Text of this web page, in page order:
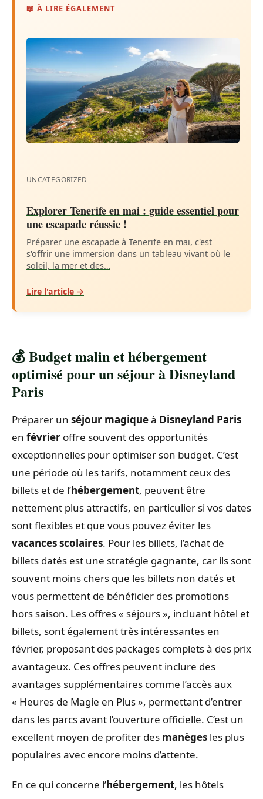
📖 À LIRE ÉGALEMENT
UNCATEGORIZED
Explorer Tenerife en mai : guide essentiel pour
une escapade réussie !
Préparer une escapade à Tenerife en mai, c'est
s'offrir une immersion dans un tableau vivant où le
soleil, la mer et des…
Lire l'article →
💰 Budget malin et hébergement
optimisé pour un séjour à Disneyland
Paris
Préparer un séjour magiqueà Disneyland Paris
en février offre souvent des opportunités
exceptionnelles pour optimiser son budget. C’est
une période où les tarifs, notamment ceux des
billets et de l’hébergement, peuvent être
nettement plus attractifs, en particulier si vos dates
sont flexibles et que vous pouvez éviter les
vacances scolaires. Pour les billets, l’achat de
billets datés est une stratégie gagnante, car ils sont
souvent moins chers que les billets non datés et
vous permettent de bénéficier des promotions
hors saison. Les offres « séjours », incluant hôtel et
billets, sont également très intéressantes en
février, proposant des packages complets à des prix
avantageux. Ces offres peuvent inclure des
avantages supplémentaires comme l’accès aux
« Heures de Magie en Plus », permettant d’entrer
dans les parcs avant l’ouverture officielle. C’est un
excellent moyen de profiter des manèges les plus
populaires avec encore moins d’attente.
En ce qui concerne l’hébergement, les hôtels